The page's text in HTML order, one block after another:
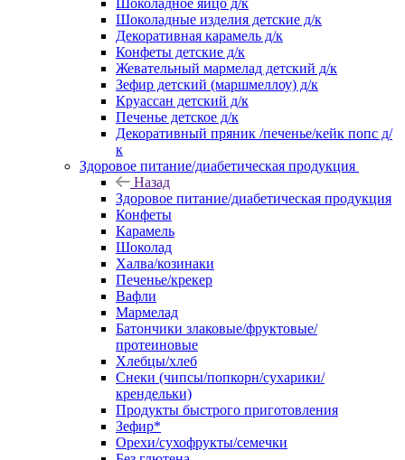
Шоколадное яйцо д/к
Шоколадные изделия детские д/к
Декоративная карамель д/к
Конфеты детские д/к
Жевательный мармелад детский д/к
Зефир детский (маршмеллоу) д/к
Круассан детский д/к
Печенье детское д/к
Декоративный пряник /печенье/кейк попс д/
к
Здоровое питание/диабетическая продукция
Назад
Здоровое питание/диабетическая продукция
Конфеты
Карамель
Шоколад
Халва/козинаки
Печенье/крекер
Вафли
Мармелад
Батончики злаковые/фруктовые/
протеиновые
Хлебцы/хлеб
Снеки (чипсы/попкорн/сухарики/
крендельки)
Продукты быстрого приготовления
Зефир*
Орехи/сухофрукты/семечки